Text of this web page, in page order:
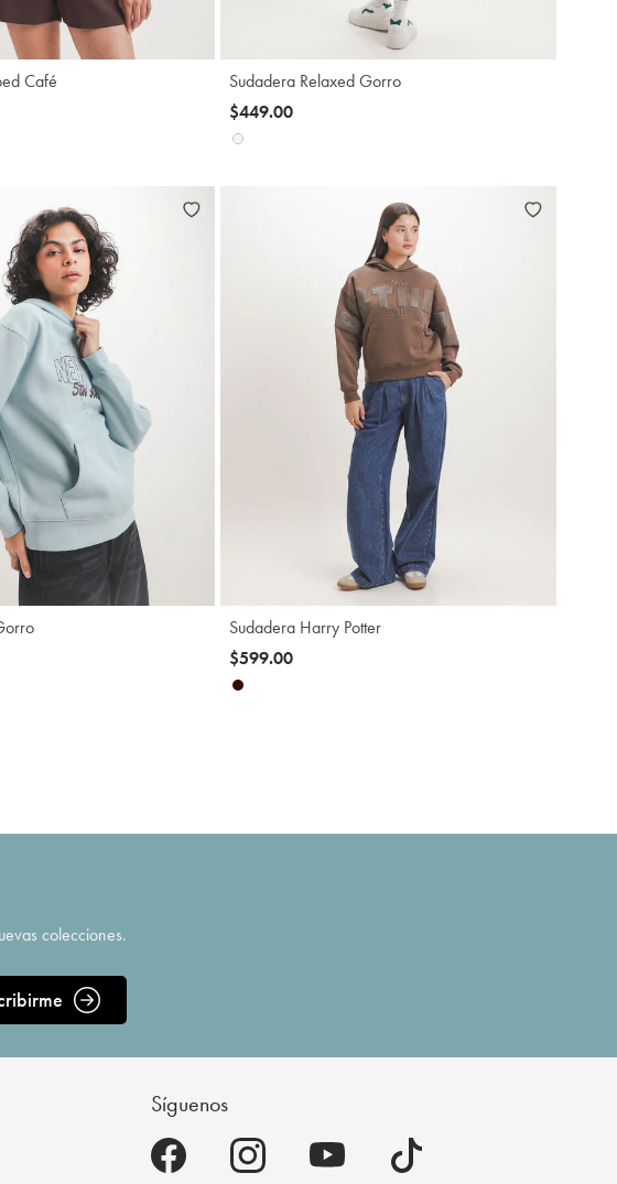
Agregar
Café
Sudadera Relaxed Gorro
$449.00
Agregar
Sudadera Harry Potter
$599.00
colecciones.
Síguenos